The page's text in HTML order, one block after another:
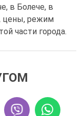
в Болече, в
цены, режим
части города.